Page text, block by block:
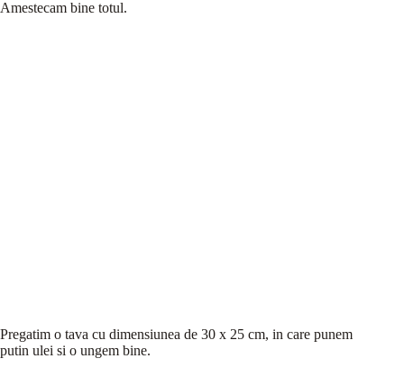
Amestecam bine totul.
Pregatim o tava cu dimensiunea de 30 x 25 cm, in care punem
putin ulei si o ungem bine.